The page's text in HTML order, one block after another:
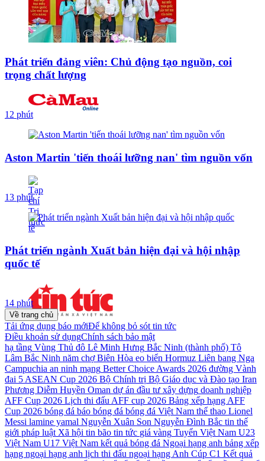
Phát triển đảng viên: Chủ động tạo nguồn, coi
trọng chất lượng
12 phút
Aston Martin 'tiến thoái lưỡng nan' tìm nguồn vốn
13 phút
Phát triển ngành Xuất bản hiện đại và hội nhập
quốc tế
14 phút
Về trang chủ
Tải ứng dụng báo mớiĐể không bỏ sót tin tức
Điều khoản sử dụngChính sách bảo mật
hạ tầng Vùng Thủ đô Lê Minh Hưng Bắc Ninh (thành phố) Tô
Lâm Bắc Ninh năm chợ Biên Hòa eo biển Hormuz Liên bang Nga
Campuchia an ninh mạng Better Choice Awards 2026 đường Vành
đai 5 ASEAN Cup 2026 Bộ Chính trị Bộ Giáo dục và Đào tạo Iran
Phương Diễm Huyền Oman dự án đầu tư xây dựng doanh nghiệp
AFF Cup 2026 Lịch thi đấu AFF cup 2026 Bảng xếp hạng AFF
Cup 2026 bóng đá báo bóng đá bóng đá Việt Nam thể thao Lionel
Messi lamine yamal Nguyễn Xuân Son Nguyễn Đình Bắc tin thế
giới pháp luật Xã hội tin bão tin tức giá vàng Tuyển Việt Nam U23
Việt Nam U17 Việt Nam kết quả bóng đá Ngoại hạng anh bảng xếp
hạng ngoại hạng anh lịch thi đấu ngoại hạng Anh Cúp C1 Kết quả